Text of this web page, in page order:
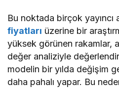
Bu noktada birçok yayıncı
fiyatları üzerine bir
yüksek görünen rakamlar,
değer analiziyle
modelin bir yılda değişim
daha pahalı yapar. Bu